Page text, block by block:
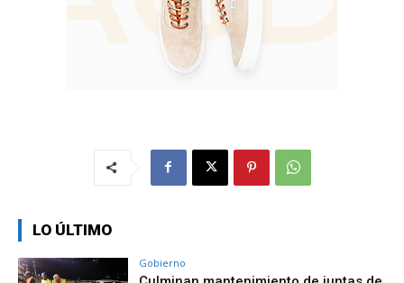
LO ÚLTIMO
Gobierno